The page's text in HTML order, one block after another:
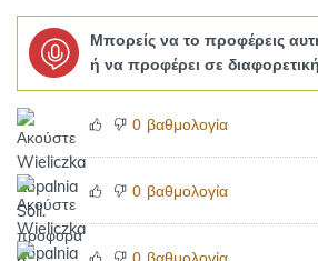
Μπορείς να το προφέρεις
ή να προφέρει σε
0 βαθμολογία
0 βαθμολογία
0